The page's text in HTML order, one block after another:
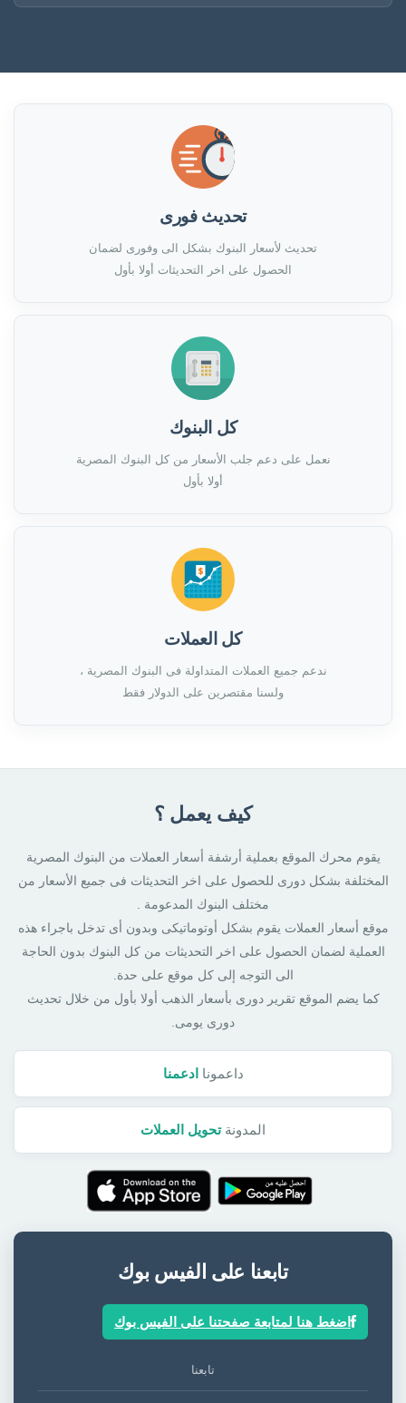
تحديث فورى
تحديث لأسعار البنوك بشكل الى وفورى لضمان
الحصول على اخر التحديثات أولا بأول
كل البنوك
نعمل على دعم جلب الأسعار من كل البنوك المصرية
أولا بأول
كل العملات
ندعم جميع العملات المتداولة فى البنوك المصرية ،
ولسنا مقتصرين على الدولار فقط
كيف يعمل ؟
يقوم محرك الموقع بعملية أرشفة أسعار العملات من البنوك المصرية
المختلفة بشكل دورى للحصول على اخر التحديثات فى جميع الأسعار من
مختلف البنوك المدعومة .
موقع أسعار العملات يقوم بشكل أوتوماتيكى وبدون أى تدخل باجراء هذه
العملية لضمان الحصول على اخر التحديثات من كل البنوك بدون الحاجة
الى التوجه إلى كل موقع على حدة.
كما يضم الموقع تقرير دورى بأسعار الذهب أولا بأول من خلال تحديث
دورى يومى.
داعمونا ادعمنا
المدونةتحويل العملات
تابعنا على الفيس بوك
اضغط هنا لمتابعة صفحتنا على الفيس بوك
تابعنا